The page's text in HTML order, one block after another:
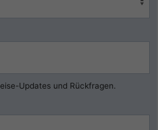
Updates und Rückfragen.